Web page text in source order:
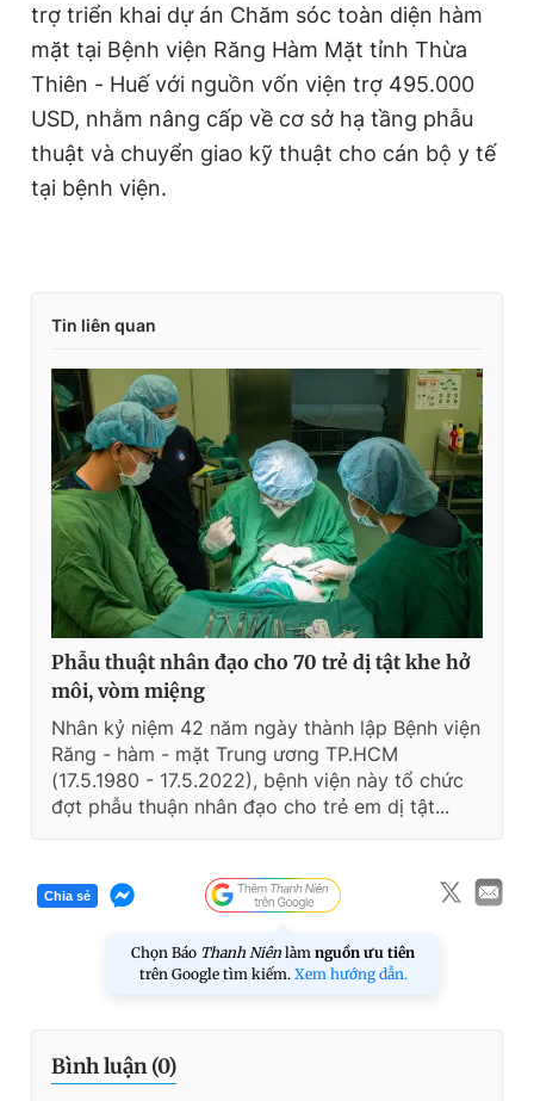
trợ triển khai dự án Chăm sóc toàn diện hàm
mặt tại Bệnh viện Răng Hàm Mặt tỉnh Thừa
Thiên - Huế với nguồn vốn viện trợ 495.000
USD, nhằm nâng cấp về cơ sở hạ tầng phẫu
thuật và chuyển giao kỹ thuật cho cán bộ y tế
tại bệnh viện.
Tin liên quan
Phẫu thuật nhân đạo cho 70 trẻ dị tật khe hở
môi, vòm miệng
Nhân kỷ niệm 42 năm ngày thành lập Bệnh viện
Răng - hàm - mặt Trung ương TP.HCM
(17.5.1980 - 17.5.2022), bệnh viện này tổ chức
đợt phẫu thuận nhân đạo cho trẻ em dị tật...
Chia sẻ
Chọn Báo Thanh Niên làm nguồn ưu tiên
trên Google tìm kiếm. Xem hướng dẫn.
Bình luận (0)